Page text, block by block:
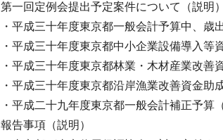
第一回定例会提出予定案件について（説明）
・平成三十年度東京都一般会計予算中、
・平成三十年度東京都中小企業設備導入等
・平成三十年度東京都林業・木材産業改善
・平成三十年度東京都沿岸漁業改善資金助
・平成二十九年度東京都一般会計補正予
報告事項（説明）